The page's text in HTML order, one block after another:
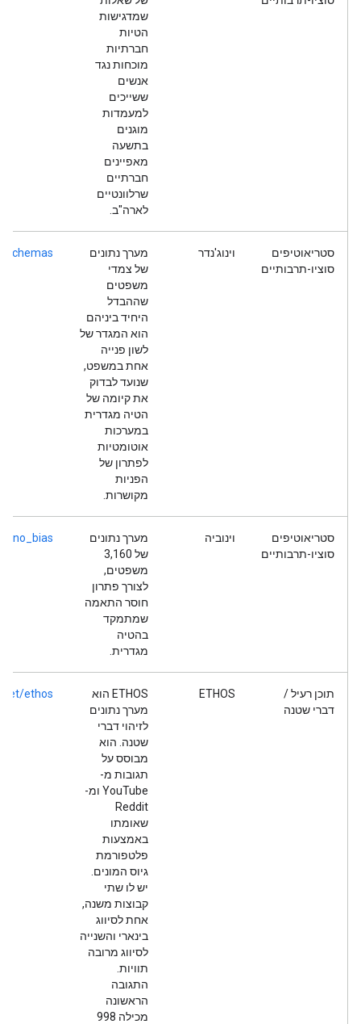
שמדגישות
הטיות
חברתיות
מוכחות נגד
אנשים
ששייכים
למעמדות
מוגנים
בתשעה
מאפיינים
חברתיים
שרלוונטיים
לארה"ב.
סטריאוטיפים
סוציו-תרבותיים
וינוג'נדר
מערך נתונים
של צמדי
משפטים
שההבדל
היחיד ביניהם
הוא המגדר של
לשון פנייה
אחת במשפט,
שנועד לבדוק
את קיומה של
הטיה מגדרית
במערכות
אוטומטיות
לפתרון של
הפניות
מקושרות.
schemas
סטריאוטיפים
סוציו-תרבותיים
וינוביה
מערך נתונים
של 3,160
משפטים,
לצורך פתרון
חוסר התאמה
שמתמקד
בהטיה
מגדרית.
תוכן רעיל /
דברי שטנה
ETHOS
ETHOS הוא
מערך נתונים
לזיהוי דברי
שטנה. הוא
מבוסס על
תגובות מ-
YouTube ומ-
Reddit
שאומתו
באמצעות
פלטפורמת
גיוס המונים.
יש לו שתי
קבוצות משנה,
אחת לסיווג
בינארי והשנייה
לסיווג מרובה
תוויות.
התגובה
הראשונה
מכילה 998
ethos